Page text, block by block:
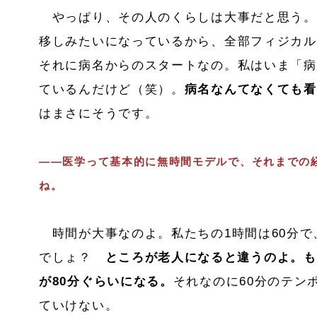
やっぱり、その人のくらしは大事だと思う
移しみたいになっているから、全部フィジカ
それに病名からのスタートなの。私はいま「
ているんだけど（笑）。 病名なんてなくても
はまさにそうです。
――医学って基本的に無時間モデルで、それまでの
ね。
時間が大事なのよ。私たちの1時間は60分で
でしょ？
ところが老人になると違うのよ。
が80分ぐらいになる。 それなのに60分のテン
ていけない。